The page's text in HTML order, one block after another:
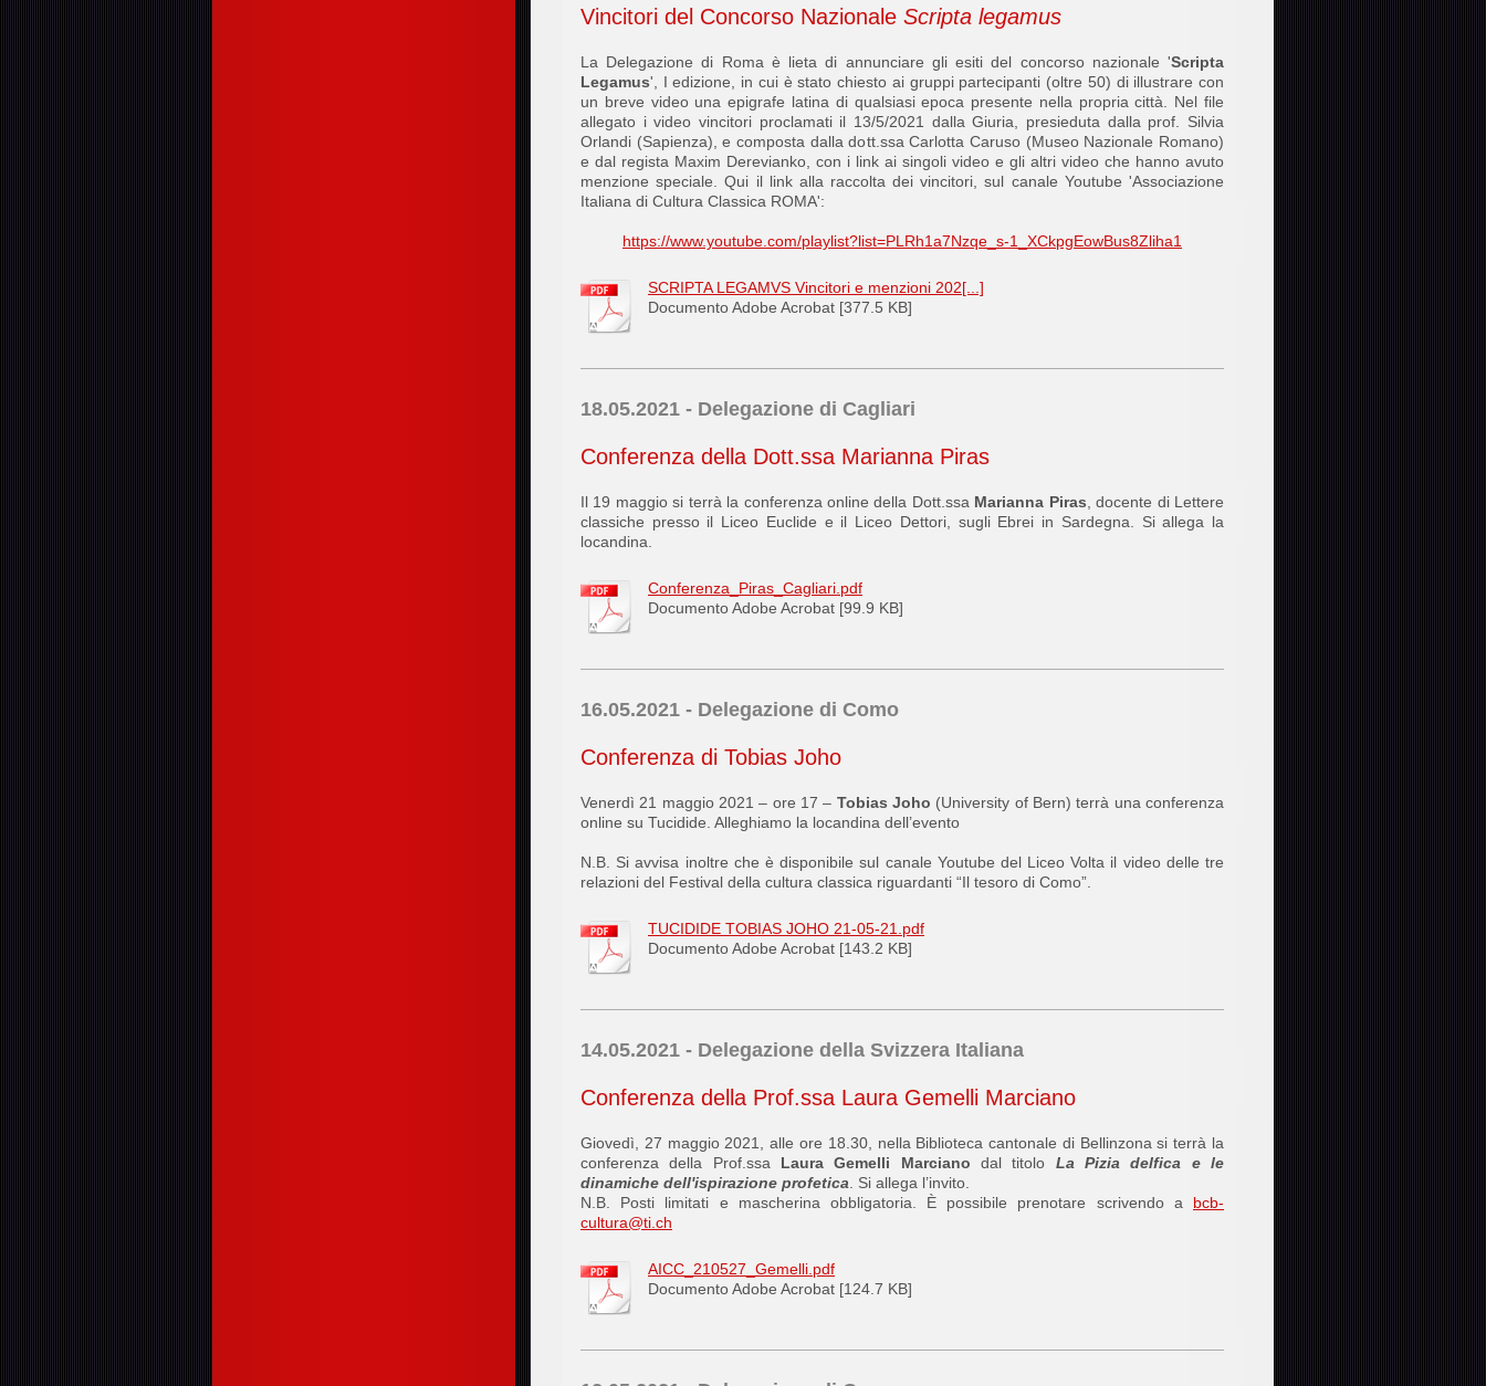
Vincitori del Concorso Nazionale Scripta legamus
La Delegazione di Roma è lieta di annunciare gli esiti del concorso nazionale 'Scripta
Legamus', I edizione, in cui è stato chiesto ai gruppi partecipanti (oltre 50) di illustrare con
un breve video una epigrafe latina di qualsiasi epoca presente nella propria città. Nel file
allegato i video vincitori proclamati il 13/5/2021 dalla Giuria, presieduta dalla prof. Silvia
Orlandi (Sapienza), e composta dalla dott.ssa Carlotta Caruso (Museo Nazionale Romano)
e dal regista Maxim Derevianko, con i link ai singoli video e gli altri video che hanno avuto
menzione speciale. Qui il link alla raccolta dei vincitori, sul canale Youtube 'Associazione
Italiana di Cultura Classica ROMA':
https://www.youtube.com/playlist?list=PLRh1a7Nzqe_s-1_XCkpgEowBus8Zliha1
SCRIPTA LEGAMVS Vincitori e menzioni 202[...]
Documento Adobe Acrobat [377.5 KB]
18.05.2021 - Delegazione di Cagliari
Conferenza della Dott.ssa Marianna Piras
Il 19 maggio si terrà la conferenza online della Dott.ssa Marianna Piras , docente di Lettere
classiche presso il Liceo Euclide e il Liceo Dettori, sugli Ebrei in Sardegna. Si allega la
locandina.
Conferenza_Piras_Cagliari.pdf
Documento Adobe Acrobat [99.9 KB]
16.05.2021 - Delegazione di Como
Conferenza di Tobias Joho
Venerdì 21 maggio 2021 – ore 17 – Tobias Joho (University of Bern) terrà una conferenza
online su Tucidide. Alleghiamo la locandina dell’evento
N.B. Si avvisa inoltre che è disponibile sul canale Youtube del Liceo Volta il video delle tre
relazioni del Festival della cultura classica riguardanti “Il tesoro di Como”.
TUCIDIDE TOBIAS JOHO 21-05-21.pdf
Documento Adobe Acrobat [143.2 KB]
14.05.2021 - Delegazione della Svizzera Italiana
Conferenza della Prof.ssa Laura Gemelli Marciano
Giovedì, 27 maggio 2021, alle ore 18.30, nella Biblioteca cantonale di Bellinzona si terrà la
conferenza della Prof.ssa Laura Gemelli Marciano dal titolo La Pizia delfica e le
dinamiche dell'ispirazione profetica . Si allega l’invito.
N.B. Posti limitati e mascherina obbligatoria. È possibile prenotare scrivendo a bcb-
cultura@ti.ch
AICC_210527_Gemelli.pdf
Documento Adobe Acrobat [124.7 KB]